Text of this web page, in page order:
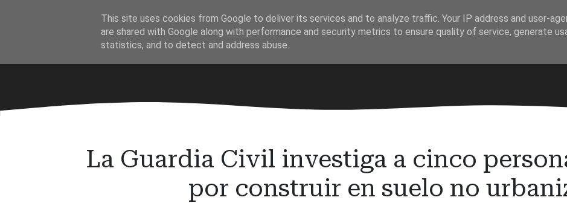
·
La Guardia Civil investiga a cinco
por construir en suelo no
This site uses cookies from Google to deliver its services and to analyze traffic. Your IP address and user-
are shared with Google along with performance and security metrics to ensure quality of service, generate
statistics, and to detect and address abuse.